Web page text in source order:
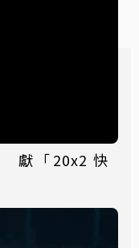
獻「20x2 快